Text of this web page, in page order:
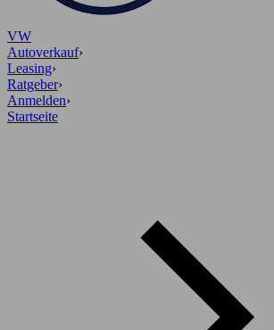
VW
Autoverkauf›
Leasing›
Ratgeber›
Anmelden›
Startseite